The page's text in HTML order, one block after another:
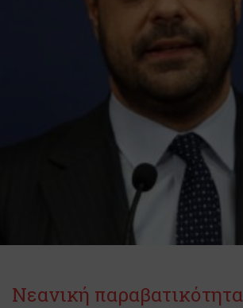
Νεανική παραβατικότητα